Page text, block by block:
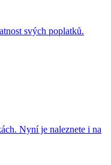
svých poplatků.
Nyní je naleznete i na